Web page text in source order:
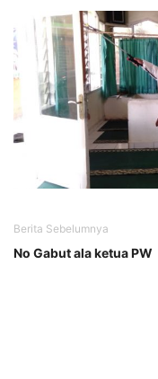
Berita Sebelumnya
No Gabut ala ketua PW